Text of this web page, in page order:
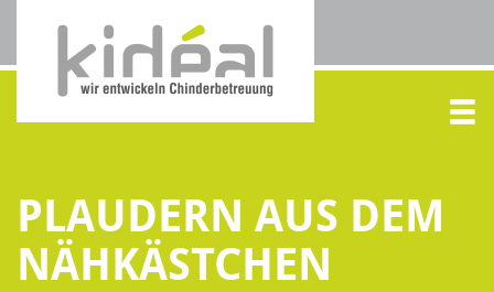
PLAUDERN AUS DEM
NÄHKÄSTCHEN